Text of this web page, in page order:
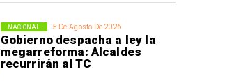
5 De Agosto De 2026
Gobierno despacha a ley la
megarreforma: Alcaldes
recurrirán al TC
NACIONAL